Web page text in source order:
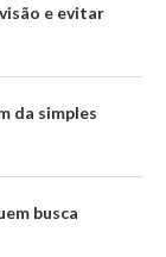
e evitar
da simples
busca